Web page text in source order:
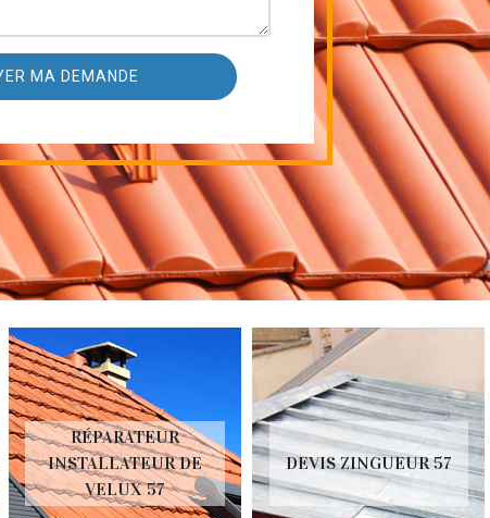
RÉPARATEUR
INSTALLATEUR DE
VELUX 57
DEVIS ZINGUEUR 57